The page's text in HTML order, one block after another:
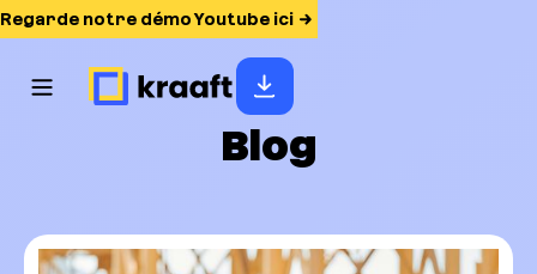
Regarde notre démo Youtube ici
Blog